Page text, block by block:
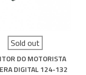
Sold out
DO MOTORISTA
DIGITAL 124-132